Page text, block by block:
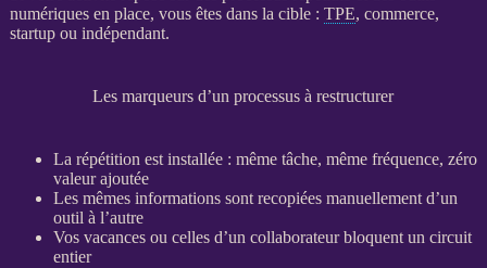
numériques en place, vous êtes dans la cible : TPE, commerce,
startup ou indépendant.
Les marqueurs d’un processus à restructurer
La répétition est installée : même tâche, même fréquence, zéro
valeur ajoutée
Les mêmes informations sont recopiées manuellement d’un
outil à l’autre
Vos vacances ou celles d’un collaborateur bloquent un circuit
entier